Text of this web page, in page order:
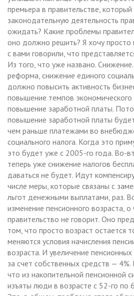
премьера в правительстве,
законодательную деятельность
ожидать? Какие проблемы
оно должно решить? Я хочу
с вами говорили, что
Из того, что уже названо.
реформа, снижение единого
должно повысить активность
повышение темпов экономического
повышение заработной платы.
повышение заработной платы
чем раньше платежами во
социального налога. Когда это
это будет уже с 2005-го года. Во-
теперь уже снижение налогов
даваться не будет. Идут
числе меры, которые связаны с
льгот денежными выплатами, раз.
изменение пенсионного возраста, о
правительство не говорит. Оно
том, что просто возраст остается
меняются условия начисления
возраста. И увеличение
за счет собственных средств — 4%.
что из накопительной пенсионной
изъяты люди в возрасте с 52-го по